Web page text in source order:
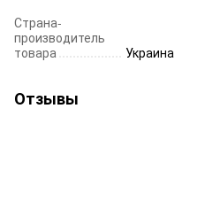
Страна-
производитель
товара
Украина
Отзывы